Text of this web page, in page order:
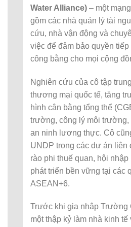
Water Alliance) – một
gồm các nhà quản lý tài
cứu, nhà vận động và
việc để đảm bảo quyền
công bằng cho mọi cộng
Nghiên cứu của cô tập
thương mại quốc tế, tăng
hình cân bằng tổng thể
trường, công lý môi
an ninh lương thực. Cô
UNDP trong các dự án liên
rào phi thuế quan, hội
phát triển bền vững tại các
ASEAN+6.
Trước khi gia nhập Trường
một thập kỷ làm nhà kinh